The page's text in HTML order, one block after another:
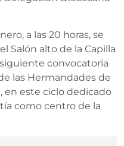
a las 20 horas, se
Salón alto de la Capilla
convocatoria
las Hermandades de
en este ciclo dedicado
como centro de la